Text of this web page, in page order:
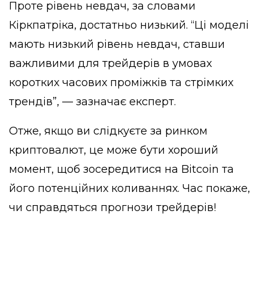
Проте рівень невдач, за словами
Кіркпатріка, достатньо низький. “Ці моделі
мають низький рівень невдач, ставши
важливими для трейдерів в умовах
коротких часових проміжків та стрімких
трендів”, — зазначає експерт.
Отже, якщо ви слідкуєте за ринком
криптовалют, це може бути хороший
момент, щоб зосередитися на Bitcoin та
його потенційних коливаннях. Час покаже,
чи справдяться прогнози трейдерів!